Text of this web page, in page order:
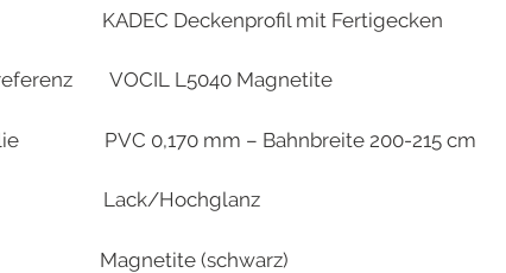
KADEC Deckenprofil mit Fertigecken
VOCIL L5040 Magnetite
PVC 0,170 mm – Bahnbreite 200-215 cm
Lack/Hochglanz
Magnetite (schwarz)